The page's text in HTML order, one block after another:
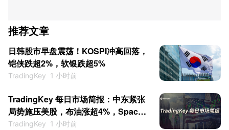
推荐文章
日韩股市早盘震荡！KOSPI冲高回落，
铠侠跌超2%，软银跌超5%
TradingKey 1 小时前
TradingKey 每日市场简报：中东紧张
局势施压美股，布油涨超4%，SpaceX
解禁日大涨逾6%
TradingKey 1 小时前